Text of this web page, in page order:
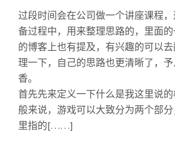
过段时间会在公司做一个讲座课程
备过程中，用来整理思路的，里面
的博客上也有提及，有兴趣的可以
理一下，自己的思路也更清晰了，
香。
首先先来定义一下什么是我这里说
般来说，游戏可以大致分为两个部
里指的[……]